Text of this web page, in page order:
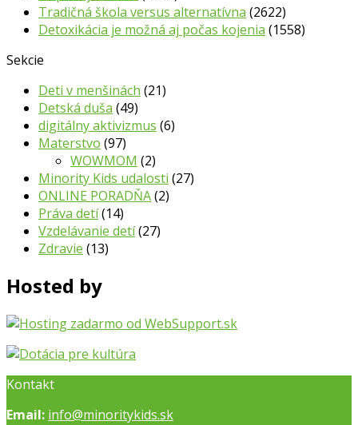
Tradičná škola versus alternatívna (2622)
Detoxikácia je možná aj počas kojenia (1558)
Sekcie
Deti v menšinách (21)
Detská duša (49)
digitálny aktivizmus (6)
Materstvo (97)
WOWMOM (2)
Minority Kids udalosti (27)
ONLINE PORADŇA(2)
Práva detí(14)
Vzdelávanie detí(27)
Zdravie (13)
Hosted by
Kontakt
Email: info@minoritykids.sk